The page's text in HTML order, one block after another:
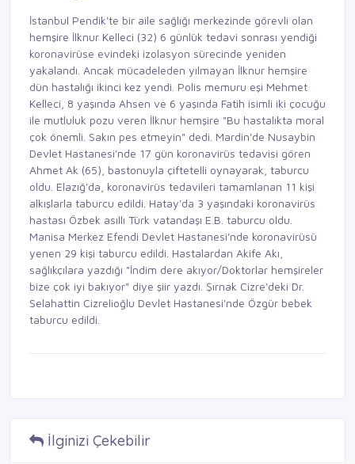
İstanbul Pendik'te bir aile sağlığı merkezinde görevli olan
hemşire İlknur Kelleci (32) 6 günlük tedavi sonrası yendiği
koronavirüse evindeki izolasyon sürecinde yeniden
yakalandı. Ancak mücadeleden yılmayan İlknur hemşire
dün hastalığı ikinci kez yendi. Polis memuru eşi Mehmet
Kelleci, 8 yaşında Ahsen ve 6 yaşında Fatih isimli iki çocuğu
ile mutluluk pozu veren İlknur hemşire "Bu hastalıkta moral
çok önemli. Sakın pes etmeyin" dedi. Mardin'de Nusaybin
Devlet Hastanesi'nde 17 gün koronavirüs tedavisi gören
Ahmet Ak (65), bastonuyla çiftetelli oynayarak, taburcu
oldu. Elazığ'da, koronavirüs tedavileri tamamlanan 11 kişi
alkışlarla taburcu edildi. Hatay'da 3 yaşındaki koronavirüs
hastası Özbek asıllı Türk vatandaşı E.B. taburcu oldu.
Manisa Merkez Efendi Devlet Hastanesi'nde koronavirüsü
yenen 29 kişi taburcu edildi. Hastalardan Akife Akı,
sağlıkçılara yazdığı "İndim dere akıyor/Doktorlar hemşireler
bize çok iyi bakıyor" diye şiir yazdı. Şırnak Cizre'deki Dr.
Selahattin Cizrelioğlu Devlet Hastanesi'nde Özgür bebek
taburcu edildi.
İlginizi Çekebilir